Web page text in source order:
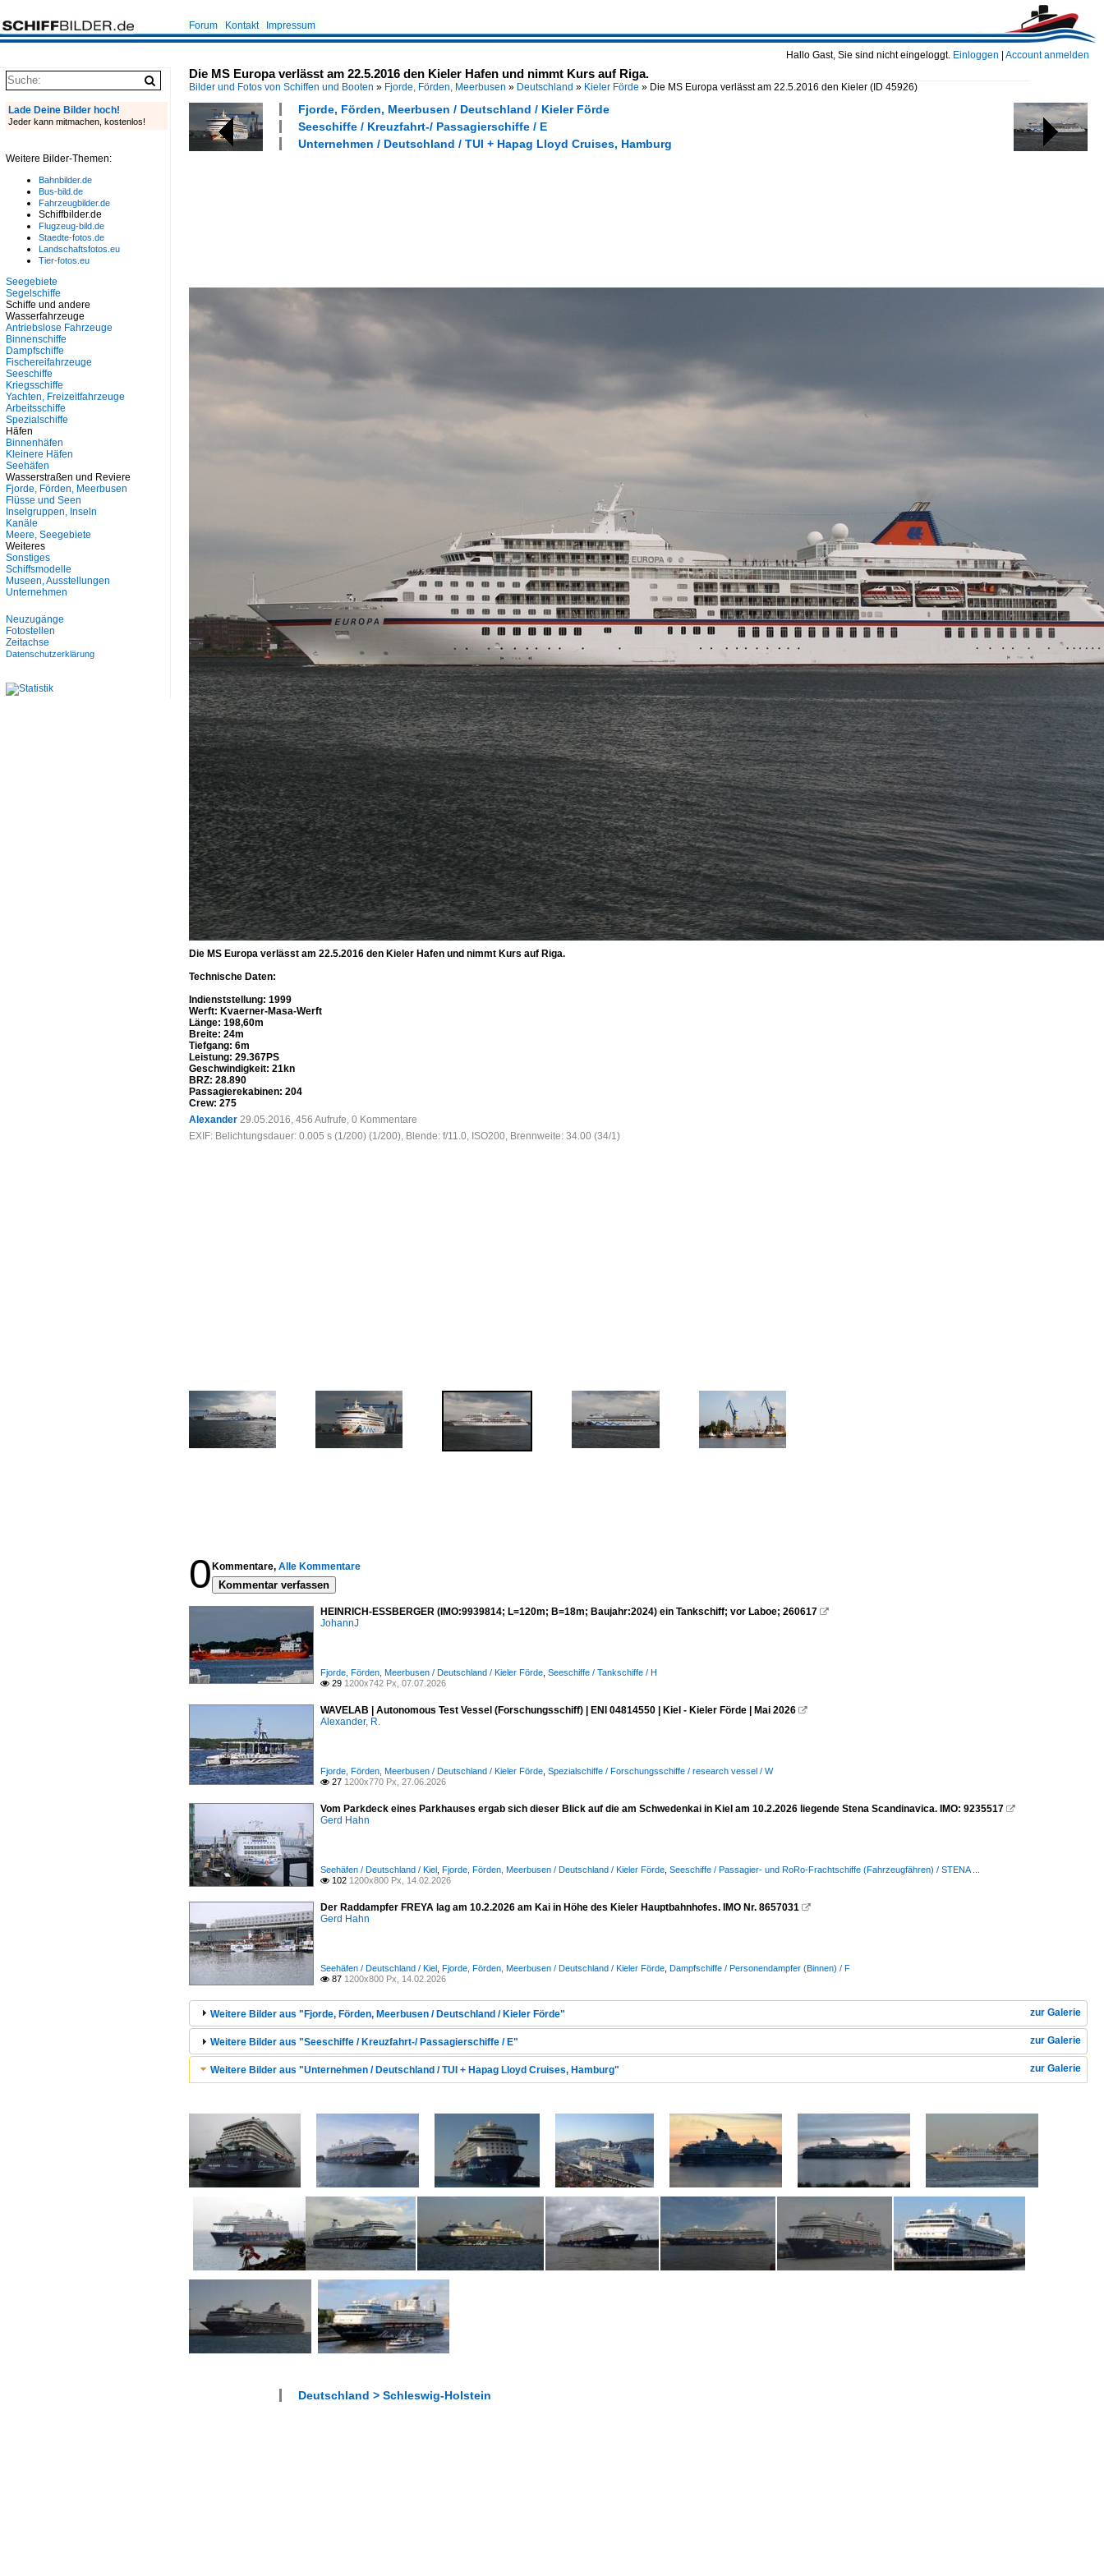
Hallo Gast, Sie sind nicht eingeloggt. Einloggen Account anmelden
Forum Kontakt Impressum
Die MS Europa verlässt am 22.5.2016 den Kieler Hafen und nimmt Kurs auf Riga.
Bilder und Fotos von Schiffen und Booten » Fjorde, Förden, Meerbusen » Deutschland » Kieler Förde » Die MS Europa verlässt am 22.5.2016 den Kieler (ID 45926)
Fjorde, Förden, Meerbusen / Deutschland / Kieler Förde
Seeschiffe / Kreuzfahrt-/ Passagierschiffe / E
Unternehmen / Deutschland / TUI + Hapag Lloyd Cruises, Hamburg
Die MS Europa verlässt am 22.5.2016 den Kieler Hafen und nimmt Kurs auf Riga.
Technische Daten:
Indienststellung: 1999
Werft: Kvaerner-Masa-Werft
Länge: 198,60m
Breite: 24m
Tiefgang: 6m
Leistung: 29.367PS
Geschwindigkeit: 21kn
BRZ: 28.890
Passagierekabinen: 204
Crew: 275
Alexander 29.05.2016, 456 Aufrufe, 0 Kommentare
EXIF: Belichtungsdauer: 0.005 s (1/200) (1/200), Blende: f/11.0, ISO200, Brennweite: 34.00 (34/1)
0 Kommentare, Alle Kommentare
Kommentar verfassen
HEINRICH-ESSBERGER (IMO:9939814; L=120m; B=18m; Baujahr:2024) ein Tankschiff; vor Laboe; 260617 
JohannJ
Fjorde, Förden, Meerbusen / Deutschland / Kieler Förde Seeschiffe / Tankschiffe / H
 29 1200x742 Px, 07.07.2026
WAVELAB | Autonomous Test Vessel (Forschungsschiff) | ENI 04814550 | Kiel - Kieler Förde | Mai 2026 
Alexander, R.
Fjorde, Förden, Meerbusen / Deutschland / Kieler Förde Spezialschiffe / Forschungsschiffe / research vessel / W
 27 1200x770 Px, 27.06.2026
Vom Parkdeck eines Parkhauses ergab sich dieser Blick auf die am Schwedenkai in Kiel am 10.2.2026 liegende Stena Scandinavica. IMO: 9235517 
Gerd Hahn
Seehäfen / Deutschland / Kiel Fjorde, Förden, Meerbusen / Deutschland / Kieler Förde Seeschiffe / Passagier- und RoRo-Frachtschiffe (Fahrzeugfähren) / STENA ...
 102 1200x800 Px, 14.02.2026
Der Raddampfer FREYA lag am 10.2.2026 am Kai in Höhe des Kieler Hauptbahnhofes. IMO Nr. 8657031 
Gerd Hahn
Seehäfen / Deutschland / Kiel Fjorde, Förden, Meerbusen / Deutschland / Kieler Förde Dampfschiffe / Personendampfer (Binnen) / F
 87 1200x800 Px, 14.02.2026
zur Galerie
Weitere Bilder aus "Fjorde, Förden, Meerbusen / Deutschland / Kieler Förde"
zur Galerie
Weitere Bilder aus "Seeschiffe / Kreuzfahrt-/ Passagierschiffe / E"
zur Galerie
Weitere Bilder aus "Unternehmen / Deutschland / TUI + Hapag Lloyd Cruises, Hamburg"
Deutschland > Schleswig-Holstein
Lade Deine Bilder hoch!
Jeder kann mitmachen, kostenlos!
Weitere Bilder-Themen:
Bahnbilder.de
Bus-bild.de
Fahrzeugbilder.de
Schiffbilder.de
Flugzeug-bild.de
Staedte-fotos.de
Landschaftsfotos.eu
Tier-fotos.eu
Seegebiete
Segelschiffe
Schiffe und andere
Wasserfahrzeuge
Antriebslose Fahrzeuge
Binnenschiffe
Dampfschiffe
Fischereifahrzeuge
Seeschiffe
Kriegsschiffe
Yachten, Freizeitfahrzeuge
Arbeitsschiffe
Spezialschiffe
Häfen
Binnenhäfen
Kleinere Häfen
Seehäfen
Wasserstraßen und Reviere
Fjorde, Förden, Meerbusen
Flüsse und Seen
Inselgruppen, Inseln
Kanäle
Meere, Seegebiete
Weiteres
Sonstiges
Schiffsmodelle
Museen, Ausstellungen
Unternehmen
Neuzugänge
Fotostellen
Zeitachse
Datenschutzerklärung